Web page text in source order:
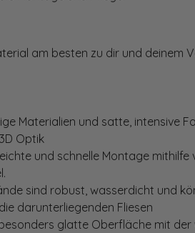
am besten zu dir und
Materialien und satte, intensive
Optik
und schnelle Montage
sind robust, wasserdicht und
darunterliegenden Fliesen
glatte Oberfläche mit